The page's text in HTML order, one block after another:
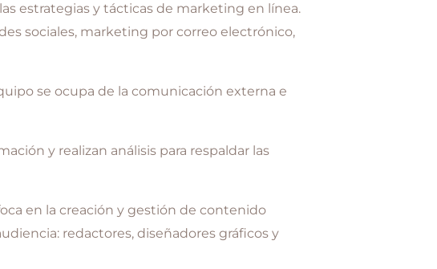
estrategias y tácticas de marketing en línea.
sociales, marketing por correo electrónico,
se ocupa de la comunicación externa e
y realizan análisis para respaldar las
en la creación y gestión de contenido
redactores, diseñadores gráficos y